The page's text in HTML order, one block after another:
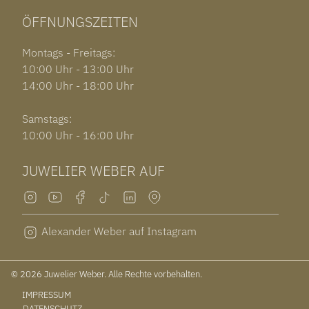
ÖFFNUNGSZEITEN
Montags - Freitags:
10:00 Uhr - 13:00 Uhr
14:00 Uhr - 18:00 Uhr
Samstags:
10:00 Uhr - 16:00 Uhr
JUWELIER WEBER AUF
Alexander Weber auf Instagram
© 2026 Juwelier Weber. Alle Rechte vorbehalten.
IMPRESSUM